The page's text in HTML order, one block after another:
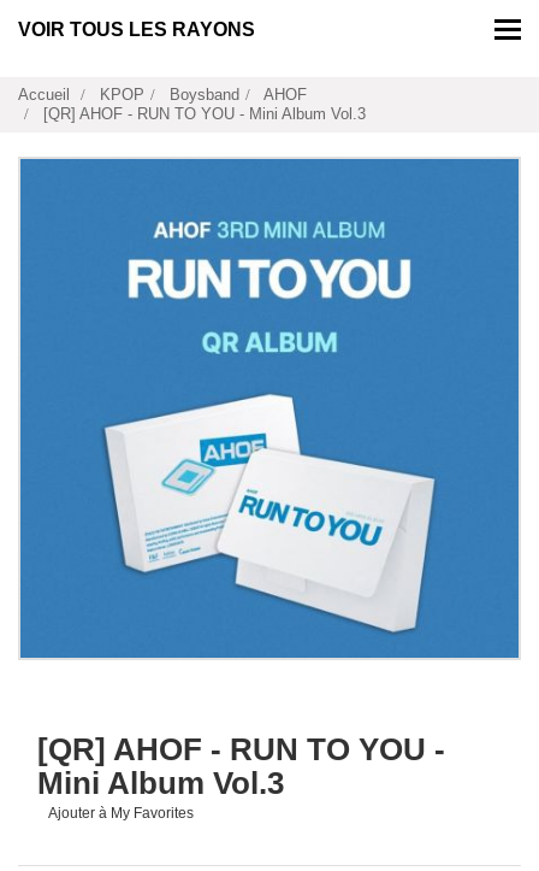
VOIR TOUS LES RAYONS
Accueil KPOP Boysband
AHOF
[QR] AHOF - RUN TO YOU - Mini Album Vol.3
[QR] AHOF - RUN TO YOU -
Mini Album Vol.3
Ajouter à My Favorites